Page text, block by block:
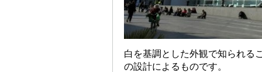
白を基調とした外観で知られる
の設計によるものです。